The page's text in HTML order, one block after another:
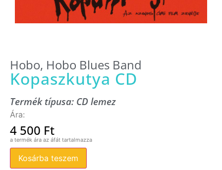
Hobo, Hobo Blues Band
Kopaszkutya CD
Termék típusa: CD lemez
4 500 Ft
Kosárba teszem